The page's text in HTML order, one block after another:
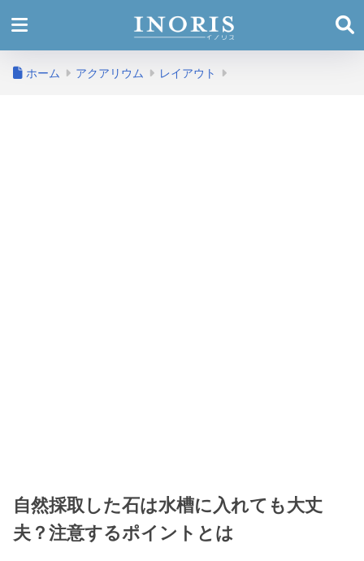
ホーム アクアリウム レイアウト
自然採取した石は水槽に入れても大丈
夫？注意するポイントとは